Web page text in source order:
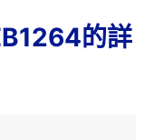
的詳